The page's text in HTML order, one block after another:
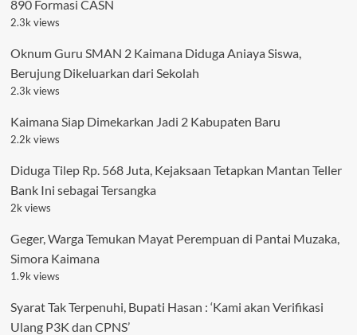
890 Formasi CASN
2.3k views
Oknum Guru SMAN 2 Kaimana Diduga Aniaya Siswa,
Berujung Dikeluarkan dari Sekolah
2.3k views
Kaimana Siap Dimekarkan Jadi 2 Kabupaten Baru
2.2k views
Diduga Tilep Rp. 568 Juta, Kejaksaan Tetapkan Mantan Teller
Bank Ini sebagai Tersangka
2k views
Geger, Warga Temukan Mayat Perempuan di Pantai Muzaka,
Simora Kaimana
1.9k views
Syarat Tak Terpenuhi, Bupati Hasan : ‘Kami akan Verifikasi
Ulang P3K dan CPNS’